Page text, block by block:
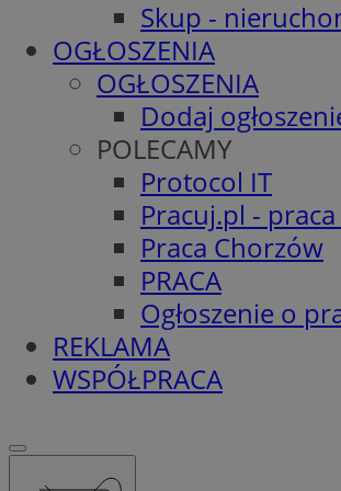
Skup -
OGŁOSZENIA
OGŁOSZENIA
Dodaj
POLECAMY
Protocol IT
Pracuj.pl -
Praca Chorzów
PRACA
Ogłoszenie o
REKLAMA
WSPÓŁPRACA